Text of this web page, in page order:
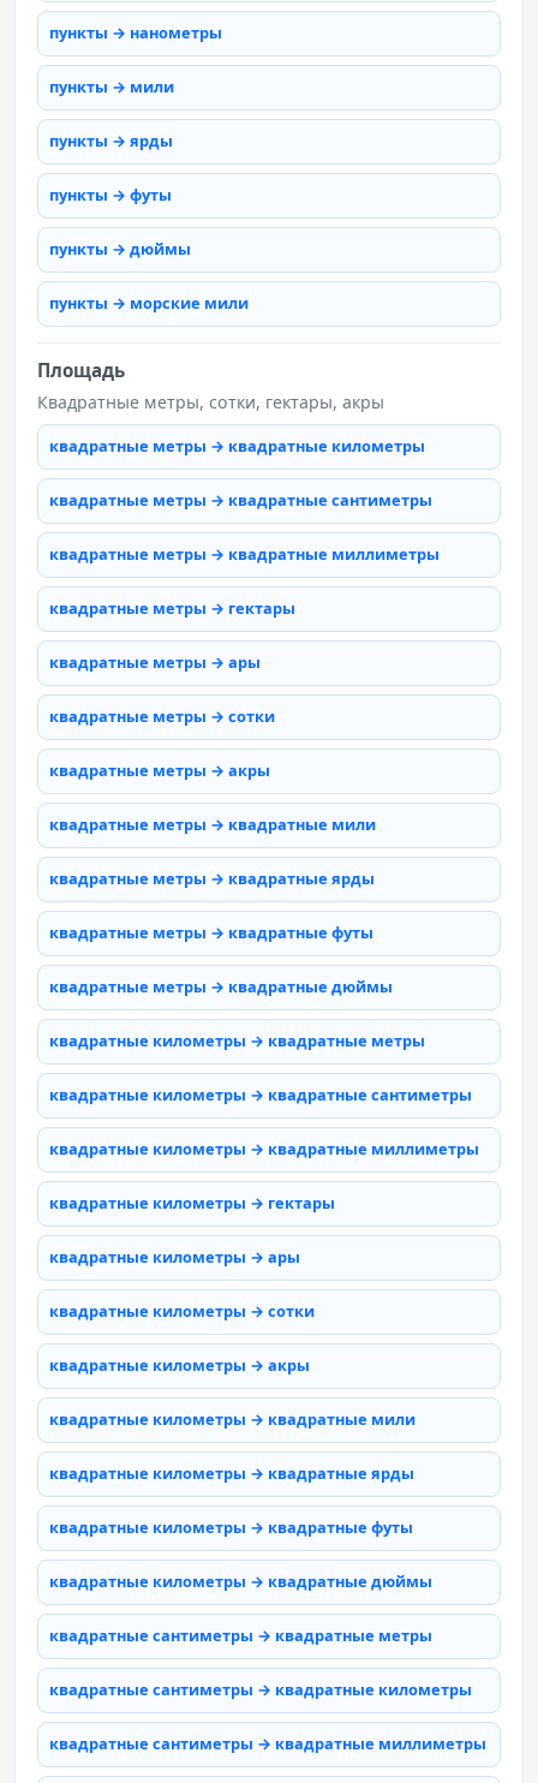
пункты → нанометры
пункты → мили
пункты → ярды
пункты → футы
пункты → дюймы
пункты → морские мили
Площадь
Квадратные метры, сотки, гектары, акры
квадратные метры → квадратные километры
квадратные метры → квадратные сантиметры
квадратные метры → квадратные миллиметры
квадратные метры → гектары
квадратные метры → ары
квадратные метры → сотки
квадратные метры → акры
квадратные метры → квадратные мили
квадратные метры → квадратные ярды
квадратные метры → квадратные футы
квадратные метры → квадратные дюймы
квадратные километры → квадратные метры
квадратные километры → квадратные сантиметры
квадратные километры → квадратные миллиметры
квадратные километры → гектары
квадратные километры → ары
квадратные километры → сотки
квадратные километры → акры
квадратные километры → квадратные мили
квадратные километры → квадратные ярды
квадратные километры → квадратные футы
квадратные километры → квадратные дюймы
квадратные сантиметры → квадратные метры
квадратные сантиметры → квадратные километры
квадратные сантиметры → квадратные миллиметры